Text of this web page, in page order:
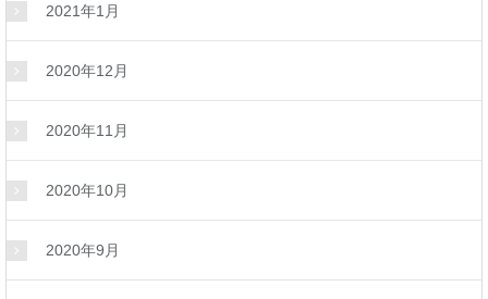
2021年1月
2020年12月
2020年11月
2020年10月
2020年9月